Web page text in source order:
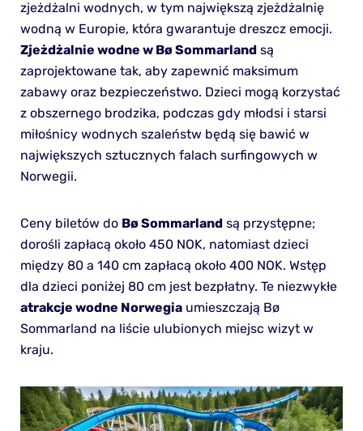
zjeżdżalni wodnych, w tym największą zjeżdżalnię
wodną w Europie, która gwarantuje dreszcz emocji.
Zjeżdżalnie wodne w Bø Sommarlandsą
zaprojektowane tak, aby zapewnić maksimum
zabawy oraz bezpieczeństwo. Dzieci mogą korzystać
z obszernego brodzika, podczas gdy młodsi i starsi
miłośnicy wodnych szaleństw będą się bawić w
największych sztucznych falach surfingowych w
Norwegii.
Ceny biletów do Bø Sommarlandsą przystępne;
dorośli zapłacą około 450 NOK, natomiast dzieci
między 80 a 140 cm zapłacą około 400 NOK. Wstęp
dla dzieci poniżej 80 cm jest bezpłatny. Te niezwykłe
atrakcje wodne Norwegiaumieszczają Bø
Sommarland na liście ulubionych miejsc wizyt w
kraju.